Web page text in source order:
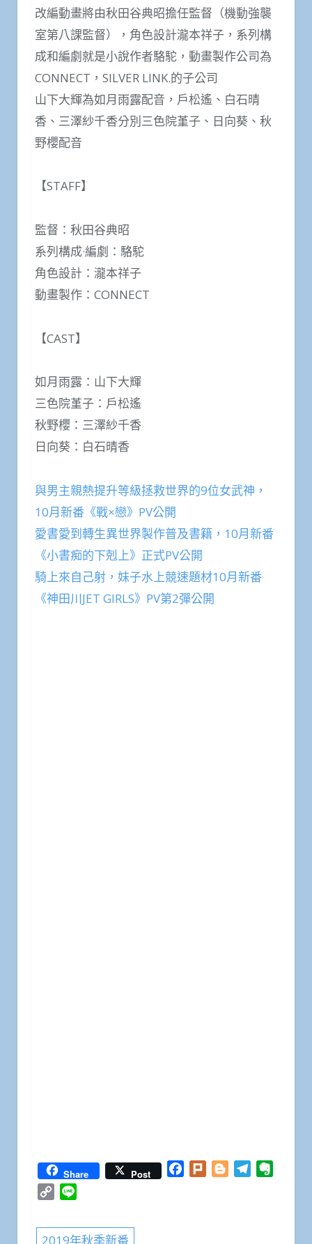
改編動畫將由秋田谷典昭擔任監督（機動強襲
室第八課監督），角色設計瀧本祥子，系列構
成和編劇就是小說作者駱駝，動畫製作公司為
CONNECT，SILVER LINK.的子公司
山下大輝為如月雨露配音，戶松遙、白石晴
香、三澤紗千香分別三色院堇子、日向葵、秋
野櫻配音
【STAFF】
監督：秋田谷典昭
系列構成·編劇：駱駝
角色設計：瀧本祥子
動畫製作：CONNECT
【CAST】
如月雨露：山下大輝
三色院堇子：戶松遙
秋野櫻：三澤紗千香
日向葵：白石晴香
與男主親熱提升等級拯救世界的9位女武神，
10月新番《戰×戀》PV公開
愛書愛到轉生異世界製作普及書籍，10月新番
《小書痴的下剋上》正式PV公開
騎上來自己射，妹子水上競速題材10月新番
《神田川JET GIRLS》PV第2彈公開
Share Post Facebook
Plurk BloggerTelegram
Copy
2019年秋季新番